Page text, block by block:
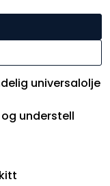
universalolje
understell